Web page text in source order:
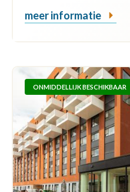
meer informatie
ONMIDDELLIJK BESCHIKBAAR